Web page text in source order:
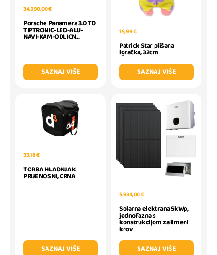
34.990,00 €
Porsche Panamera 3.0 TD
TIPTRONIC-LED-ALU-
NAVI-KAM-ODLICN...
SAZNAJ VIŠE
19,99 €
Patrick Star plišana
igračka, 32cm
SAZNAJ VIŠE
33,18 €
TORBA HLADNJAK
PRIJENOSNI, CRNA
SAZNAJ VIŠE
5.934,00 €
Solarna elektrana 5kWp,
jednofazna s
konstrukcijom za limeni
krov
SAZNAJ VIŠE